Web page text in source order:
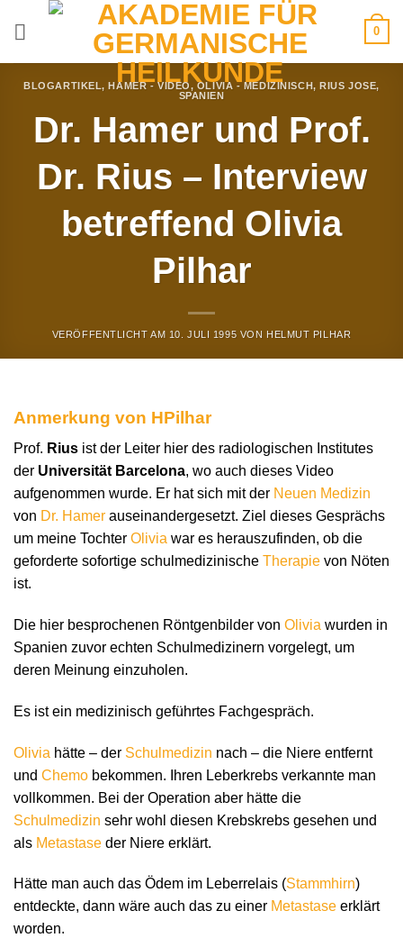
0
BLOGARTIKEL,HAMER - VIDEO, OLIVIA - MEDIZINISCH,RIUS JOSE,
SPANIEN
Dr. Hamer und Prof.
Dr. Rius – Interview
betreffend Olivia
Pilhar
VERÖFFENTLICHT AM 10. JULI 1995 VON HELMUT PILHAR
Anmerkung von HPilhar
Prof. Rius ist der Leiter hier des radiologischen Institutes
der Universität Barcelona, wo auch dieses Video
aufgenommen wurde. Er hat sich mit der Neuen Medizin
von Dr. Hamer auseinandergesetzt. Ziel dieses Gesprächs
um meine Tochter Olivia war es herauszufinden, ob die
geforderte sofortige schulmedizinische Therapie von Nöten
ist.
Die hier besprochenen Röntgenbilder von Olivia wurden in
Spanien zuvor echten Schulmedizinern vorgelegt, um
deren Meinung einzuholen.
Es ist ein medizinisch geführtes Fachgespräch.
Olivia hätte – der Schulmedizin nach – die Niere entfernt
und Chemo bekommen. Ihren Leberkrebs verkannte man
vollkommen. Bei der Operation aber hätte die
Schulmedizin sehr wohl diesen Krebskrebs gesehen und
als Metastase der Niere erklärt.
Hätte man auch das Ödem im Leberrelais (Stammhirn)
entdeckte, dann wäre auch das zu einer Metastase erklärt
worden.